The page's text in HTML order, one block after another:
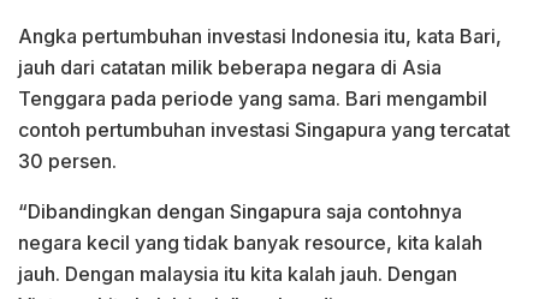
Angka pertumbuhan investasi Indonesia itu, kata Bari,
jauh dari catatan milik beberapa negara di Asia
Tenggara pada periode yang sama. Bari mengambil
contoh pertumbuhan investasi Singapura yang tercatat
30 persen.
“Dibandingkan dengan Singapura saja contohnya
negara kecil yang tidak banyak resource, kita kalah
jauh. Dengan malaysia itu kita kalah jauh. Dengan